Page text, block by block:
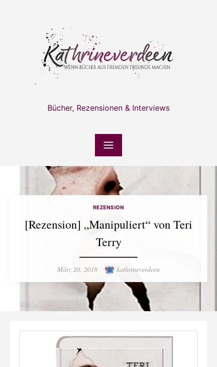
Bücher, Rezensionen & Interviews
REZENSION
[Rezension] „Manipuliert“ von Teri
Terry
Posted
März 20, 2018 Author
kathrineverdeen